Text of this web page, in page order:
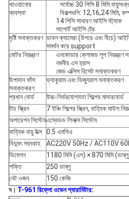
খাওয়ানোর
ব্যবস্থা
সর্বোচ্চ 30 পিসি 8 মিমি
বিকল্পগুলি: 12,16,24 মিমি,
14 পিসি সাধারণ আইসি স্ট্যাক
সাপোর্ট আইসি ট্রে
দৃষ্টি সনাক্তকরণ ডাবল ক্যামেরা (উপরে এবং নীচে)
সমর্থন করে support
মোটর নিয়ন্ত্রণ
এনকোডার ক্লোজড লুপ নিয়ন্ত্রণ
নমনীয় এস হ্রাস
জেড এক্সিস রিসেট সনাক্তকরণ
উপাদান ফাঁস
সনাক্তকরণ
ভ্যাকুয়াম এবং ভিজ্যুয়াল সনাক্তকরণ
প্রধান বোর্ড
উচ্চ-নির্ভরযোগ্যতা শিল্পের মাদারবোর্ড
টাচ স্ক্রিন
7 ইঞ্চি শিল্পের স্ক্রিন, বাহ্যিক মাউস
অপারেশন সিস্টেমএম্বেডড লিনাক্স সিস্টেম
বাহ্যিক বায়ু উত্স 0.5 এমপিএ
বিদ্যুৎ সরবরাহ
AC220V 50Hz / AC110V
ডিমেশন
1180 মিমি (এল) × 870 মিমি
শক্তি
250 ডাব্লু
নেট ওজন
150 কেজি
ঘ। T-961 রিফ্লো ওভেন প্যারামিটার: